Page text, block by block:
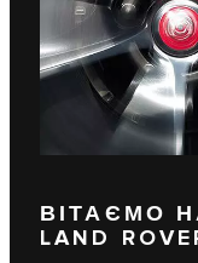
ВІТАЄМО
LAND